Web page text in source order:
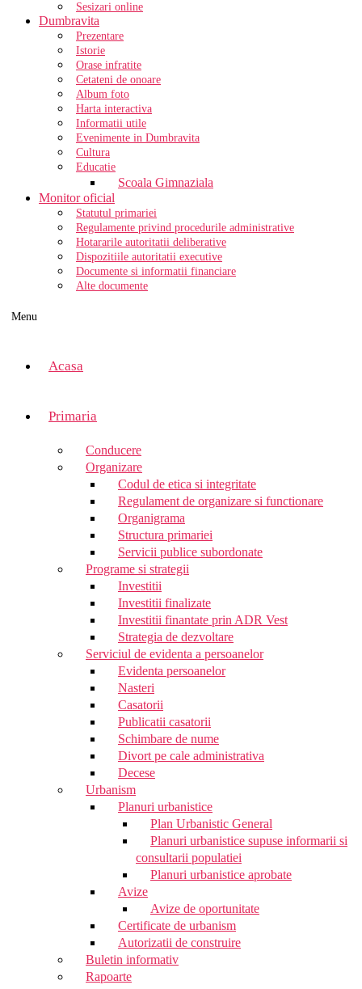
Sesizari online
Dumbravita
Prezentare
Istorie
Orase infratite
Cetateni de onoare
Album foto
Harta interactiva
Informatii utile
Evenimente in Dumbravita
Cultura
Educatie
Scoala Gimnaziala
Monitor oficial
Statutul primariei
Regulamente privind procedurile administrative
Hotararile autoritatii deliberative
Dispozitiile autoritatii executive
Documente si informatii financiare
Alte documente
Menu
Acasa
Primaria
Conducere
Organizare
Codul de etica si integritate
Regulament de organizare si functionare
Organigrama
Structura primariei
Servicii publice subordonate
Programe si strategii
Investitii
Investitii finalizate
Investitii finantate prin ADR Vest
Strategia de dezvoltare
Serviciul de evidenta a persoanelor
Evidenta persoanelor
Nasteri
Casatorii
Publicatii casatorii
Schimbare de nume
Divort pe cale administrativa
Decese
Urbanism
Planuri urbanistice
Plan Urbanistic General
Planuri urbanistice supuse informarii si
consultarii populatiei
Planuri urbanistice aprobate
Avize
Avize de oportunitate
Certificate de urbanism
Autorizatii de construire
Buletin informativ
Rapoarte